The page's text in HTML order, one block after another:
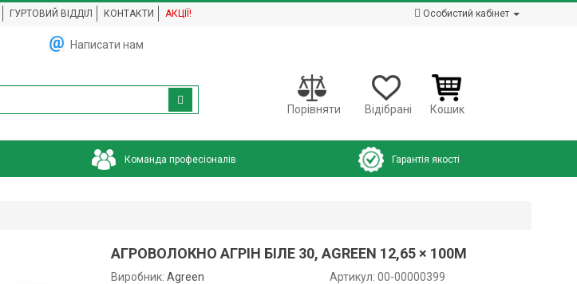
ГУРТОВИЙ ВІДДІЛ КОНТАКТИ АКЦІЇ! Особистий кабінет
Написати нам
Порівняти Відібрані Кошик
Команда професіоналів Гарантія якості
АГРОВОЛОКНО АГРІН БІЛЕ 30, AGREEN 12,65 × 100М
Виробник:Agreen
Артикул: 00-00000399